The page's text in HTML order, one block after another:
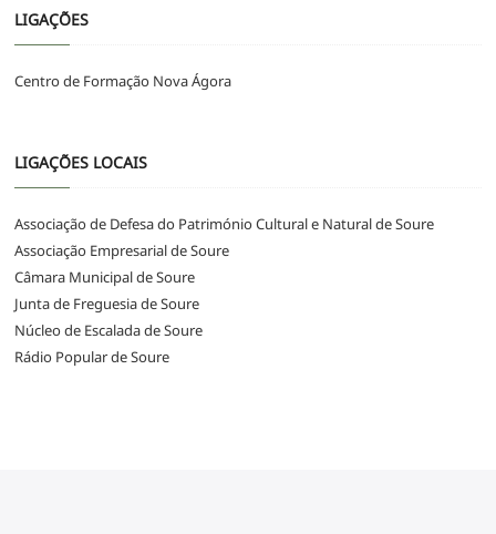
LIGAÇÕES
Centro de Formação Nova Ágora
LIGAÇÕES LOCAIS
Associação de Defesa do Património Cultural e Natural de Soure
Associação Empresarial de Soure
Câmara Municipal de Soure
Junta de Freguesia de Soure
Núcleo de Escalada de Soure
Rádio Popular de Soure